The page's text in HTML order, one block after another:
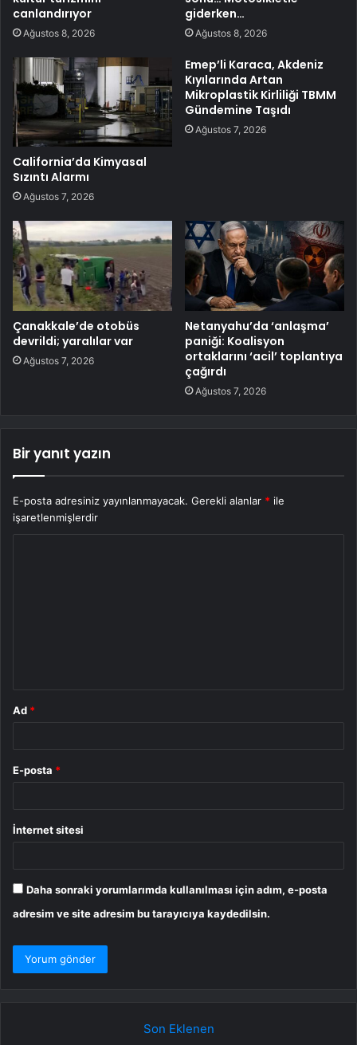
canlandırıyor
Ağustos 8, 2026
giderken…
Ağustos 8, 2026
California’da Kimyasal
Sızıntı Alarmı
Ağustos 7, 2026
Emep’li Karaca, Akdeniz
Kıyılarında Artan
Mikroplastik Kirliliği TBMM
Gündemine Taşıdı
Ağustos 7, 2026
Çanakkale’de otobüs
devrildi; yaralılar var
Ağustos 7, 2026
Netanyahu’da ‘anlaşma’
paniği: Koalisyon
ortaklarını ‘acil’ toplantıya
çağırdı
Ağustos 7, 2026
Bir yanıt yazın
E-posta adresiniz yayınlanmayacak. Gerekli alanlar * ile
işaretlenmişlerdir
Ad *
E-posta *
İnternet sitesi
Daha sonraki yorumlarımda kullanılması için adım, e-posta
adresim ve site adresim bu tarayıcıya kaydedilsin.
Son Eklenen